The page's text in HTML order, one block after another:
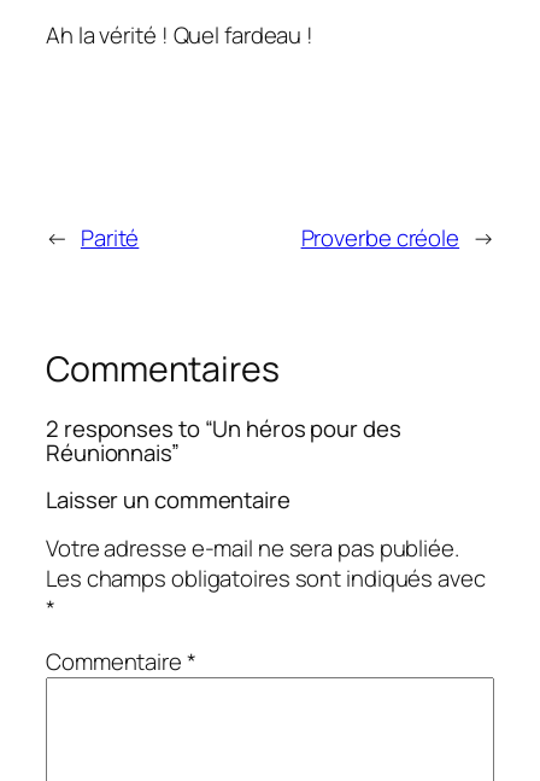
Ah la vérité ! Quel fardeau !
← Parité Proverbe créole →
Commentaires
2 responses to “Un héros pour des
Réunionnais”
Laisser un commentaire
Votre adresse e-mail ne sera pas publiée.
Les champs obligatoires sont indiqués avec
*
Commentaire*